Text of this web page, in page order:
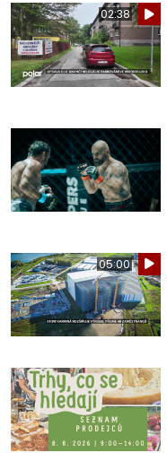
02:38
05:00